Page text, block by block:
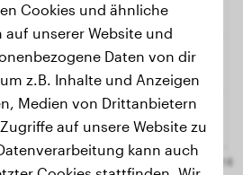
Cookies und ähnliche
auf unserer Website und
Daten von dir
z.B. Inhalte und Anzeigen
Medien von Drittanbietern
auf unsere Website zu
kann auch